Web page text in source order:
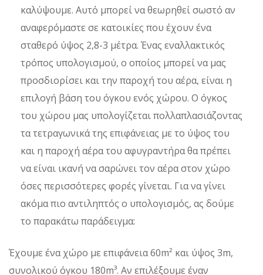
καλύψουμε. Αυτό μπορεί να θεωρηθεί σωστό αν
αναφερόμαστε σε κατοικίες που έχουν ένα
σταθερό ύψος 2,8-3 μέτρα. Ένας εναλλακτικός
τρόπος υπολογισμού, ο οποίος μπορεί να μας
προσδιορίσει και την παροχή του αέρα, είναι η
επιλογή βάση του όγκου ενός χώρου. Ο όγκος
του χώρου μας υπολογίζεται πολλαπλασιάζοντας
τα τετραγωνικά της επιφάνειας με το ύψος του
και η παροχή αέρα του αφυγραντήρα θα πρέπει
να είναι ικανή να σαρώνει τον αέρα στον χώρο
όσες περισσότερες φορές γίνεται. Για να γίνει
ακόμα πιο αντιληπτός ο υπολογισμός, ας δούμε
το παρακάτω παράδειγμα:
Έχουμε ένα χώρο με επιφάνεια 60m² και ύψος 3m,
συνολικού όγκου 180m³. Αν επιλέξουμε έναν